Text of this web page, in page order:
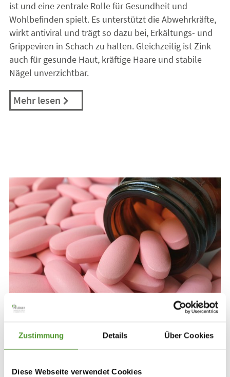
Zustimmung Details Über Cookies
Diese Webseite verwendet Cookies
ist und eine zentrale Rolle für Gesundheit und
Wohlbefinden spielt. Es unterstützt die Abwehrkräfte,
wirkt antiviral und trägt so dazu bei, Erkältungs- und
Grippeviren in Schach zu halten. Gleichzeitig ist Zink
auch für gesunde Haut, kräftige Haare und stabile
Nägel unverzichtbar.
Mehr lesen
Risiken